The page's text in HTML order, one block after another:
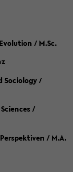
/ M.Sc.
Sociology /
/
/ M.A.